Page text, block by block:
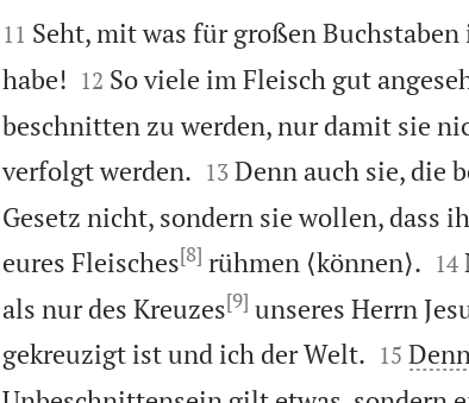


11 Seht, mit was für großen
habe!
12 So viele im Fleisch gut
beschnitten zu werden, nur damit sie
verfolgt werden.
13 Denn auch sie, die
Gesetz nicht, sondern sie wollen, dass
eures Fleisches[8] rühmen ⟨können⟩.
14
als nur des Kreuzes[9] unseres Herrn
gekreuzigt ist und ich der Welt.
15